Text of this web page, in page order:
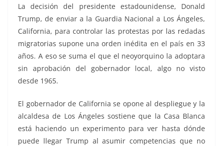
La decisión del presidente estadounidense, Donald
Trump, de enviar a la Guardia Nacional a Los Ángeles,
California, para controlar las protestas por las redadas
migratorias supone una orden inédita en el país en 33
años. A eso se suma el que el neoyorquino la adoptara
sin aprobación del gobernador local, algo no visto
desde 1965.
El gobernador de California se opone al despliegue y la
alcaldesa de Los Ángeles sostiene que la Casa Blanca
está haciendo un experimento para ver hasta dónde
puede llegar Trump al asumir competencias que no